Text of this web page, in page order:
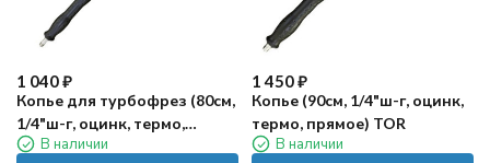
1 040₽
Копье для турбофрез (80см,
1/4"ш-г, оцинк, термо,
прямое) TOR
В наличии
1 450₽
Копье (90см, 1/4"ш-г, оцинк,
термо, прямое) TOR
В наличии